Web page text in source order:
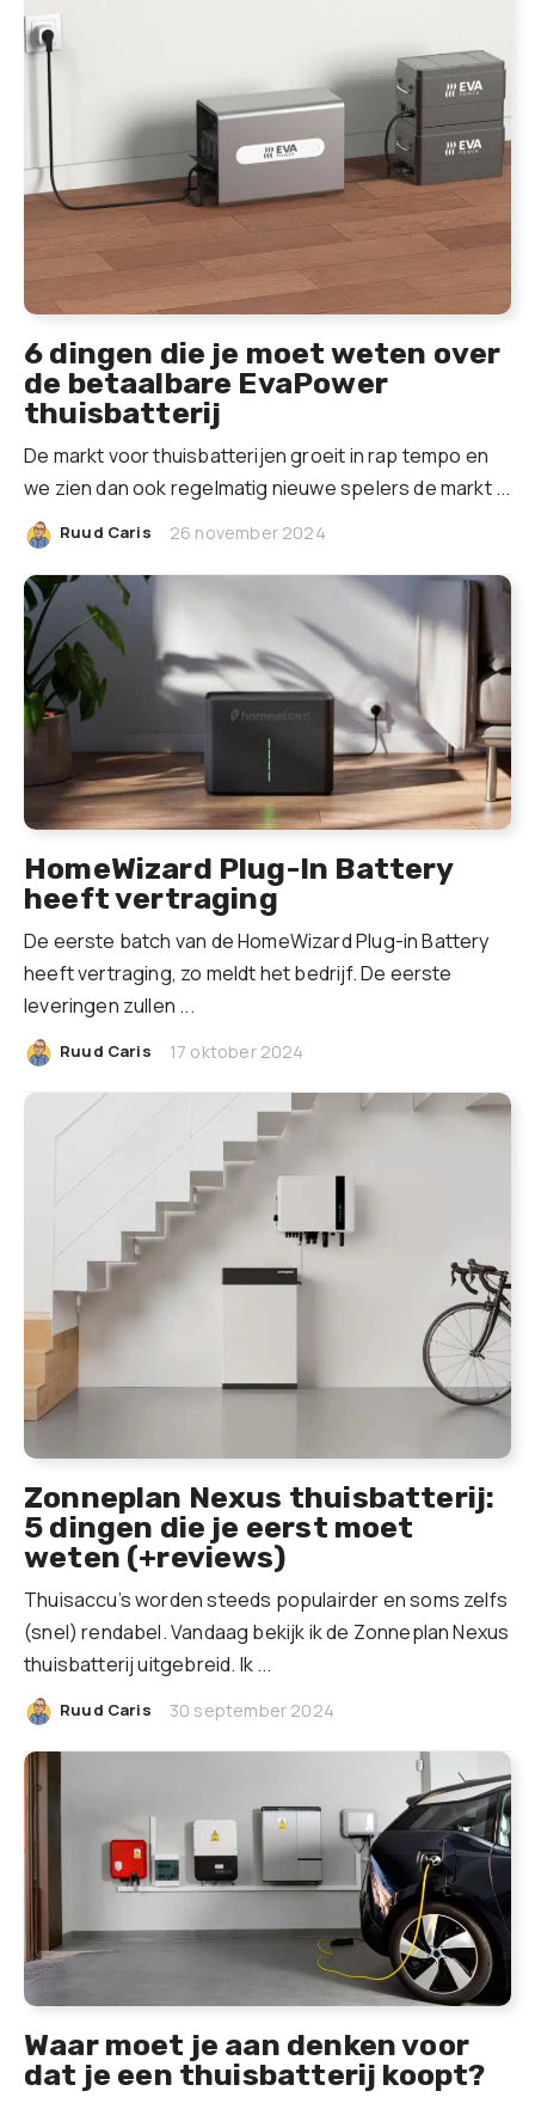
6 dingen die je moet weten over
de betaalbare EvaPower
thuisbatterij
De markt voor thuisbatterijen groeit in rap tempo en
we zien dan ook regelmatig nieuwe spelers de markt ...
Ruud Caris 26 november 2024
HomeWizard Plug-In Battery
heeft vertraging
De eerste batch van de HomeWizard Plug-in Battery
heeft vertraging, zo meldt het bedrijf. De eerste
leveringen zullen ...
Ruud Caris 17 oktober 2024
Zonneplan Nexus thuisbatterij:
5 dingen die je eerst moet
weten (+reviews)
Thuisaccu’s worden steeds populairder en soms zelfs
(snel) rendabel. Vandaag bekijk ik de Zonneplan Nexus
thuisbatterij uitgebreid. Ik ...
Ruud Caris 30 september 2024
Waar moet je aan denken voor
dat je een thuisbatterij koopt?